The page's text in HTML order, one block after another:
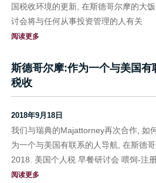
国税收环境的更新, 在斯德哥尔摩的大
讨会将与任何从事投资管理的人有关
阅读更多
斯德哥尔摩:作为一个与美国有
税收
2018年9月18日
我们与瑞典的Majattorney再次合作, 如
为一个与美国有联系的人导航, 在斯德
2018. 美国个人税 早餐研讨会 喂饲-注
阅读更多